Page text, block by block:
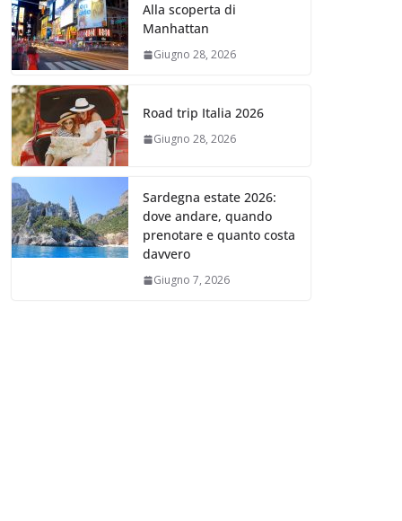
Alla scoperta di
Manhattan
Giugno 28, 2026
Road trip Italia 2026
Giugno 28, 2026
Sardegna estate 2026:
dove andare, quando
prenotare e quanto costa
davvero
Giugno 7, 2026